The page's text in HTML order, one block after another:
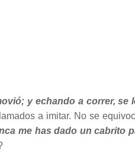
y echando a correr, se
a imitar. No se
me has dado un cabrito